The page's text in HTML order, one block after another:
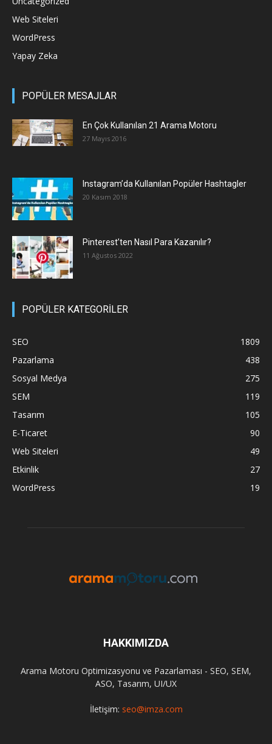
Web Siteleri
WordPress
Yapay Zeka
POPÜLER MESAJLAR
En Çok Kullanılan 21 Arama Motoru
27 Mayıs 2016
Instagram’da Kullanılan Popüler Hashtagler
20 Kasım 2018
Pinterest’ten Nasıl Para Kazanılır?
11 Ağustos 2022
POPÜLER KATEGORİLER
SEO
1809
Pazarlama
438
Sosyal Medya
275
SEM
119
Tasarım
105
E-Ticaret
90
Web Siteleri
49
Etkinlik
27
WordPress
19
HAKKIMIZDA
Arama Motoru Optimizasyonu ve Pazarlaması - SEO, SEM,
ASO, Tasarım, UI/UX
İletişim: seo@imza.com